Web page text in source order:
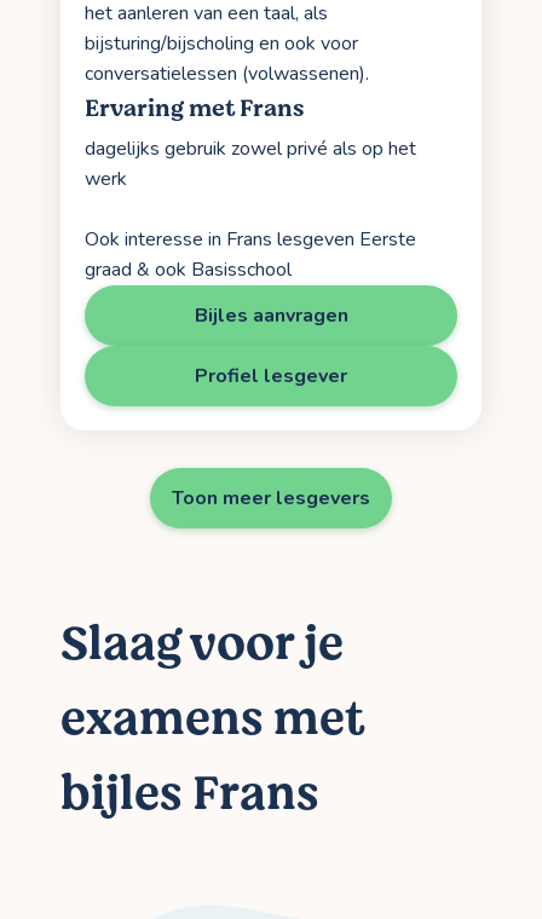
het aanleren van een taal, als
bijsturing/bijscholing en ook voor
conversatielessen (volwassenen).
Ervaring met Frans
dagelijks gebruik zowel privé als op het
werk
Ook interesse in Frans lesgeven Eerste
graad & ook Basisschool
Bijles aanvragen
Profiel lesgever
Toon meer lesgevers
Slaag voor je
examens met
bijles Frans